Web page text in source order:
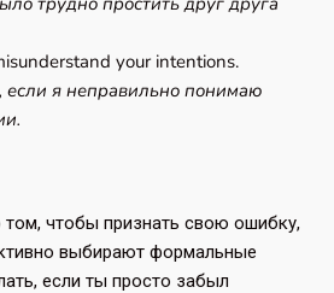
your intentions.
если я неправильно понимаю
том, чтобы признать свою ошибку,
выбирают формальные
если ты просто забыл